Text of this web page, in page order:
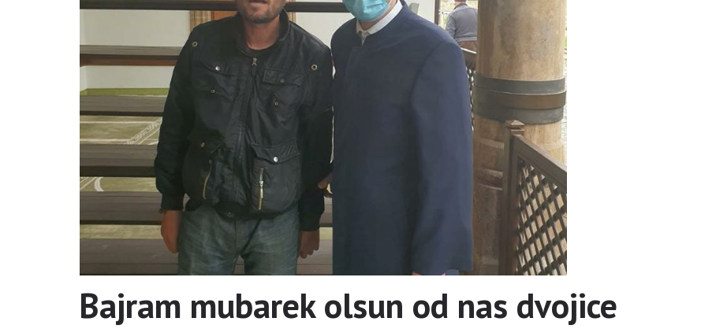
Bajram mubarek olsun od nas dvojice